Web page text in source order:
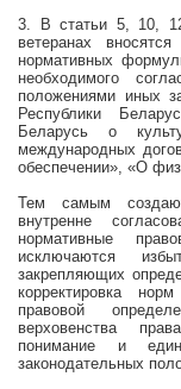
3. В статьи 5, 10,
ветеранах
нормативных
необходимого
положениями иных
Республики
Беларусь о
международных
обеспечении», «О
Тем самым
внутренне
нормативные
исключаются
закрепляющих
корректировка
правовой
верховенства
понимание и
законодательных